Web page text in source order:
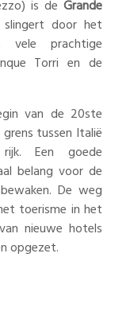
is de Grande
door het
vele prachtige
Torri en de
van de 20ste
tussen Italië
Een goede
belang voor de
De weg
toerisme in het
nieuwe hotels
opgezet.